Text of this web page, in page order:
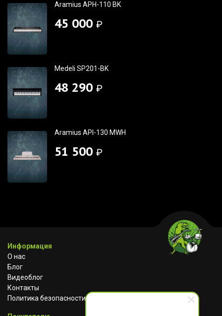
Aramius APH-110 BK
45 000 ₽
Medeli SP201-BK
48 290 ₽
Aramius API-130 MWH
51 500 ₽
Информация
О нас
Блог
Видеоблог
Контакты
Политика безопасности